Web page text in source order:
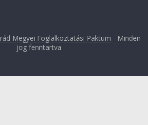
Megyei Foglalkoztatási Paktum - Minden
jog fenntartva